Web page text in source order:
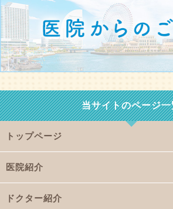
当サイトのページ一
トップページ
医院紹介
ドクター紹介